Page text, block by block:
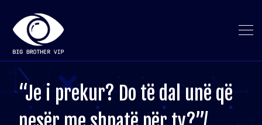
“Je i prekur? Do të dal unë që